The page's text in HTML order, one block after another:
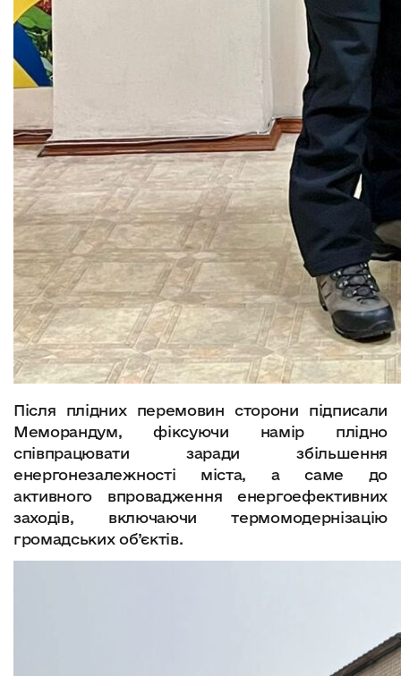
Після плідних перемовин сторони підписали
Меморандум, фіксуючи намір плідно
співпрацювати заради збільшення
енергонезалежності міста, а саме до
активного впровадження енергоефективних
заходів, включаючи термомодернізацію
громадських об’єктів.